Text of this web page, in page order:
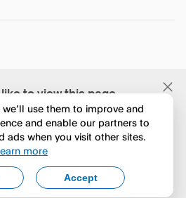
to view this page
in English?
navegando
to English
use them to improve and
and enable our partners to
ads when you visit other sites.
more
Accept